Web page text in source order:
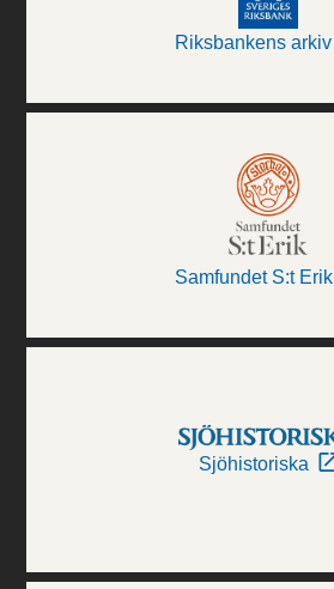
Riksbankens arkiv
Samfundet S:t Erik
Sjöhistoriska